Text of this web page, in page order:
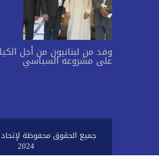
وفد من لبنانيون من أجل
على مشروعه السياسي
2024